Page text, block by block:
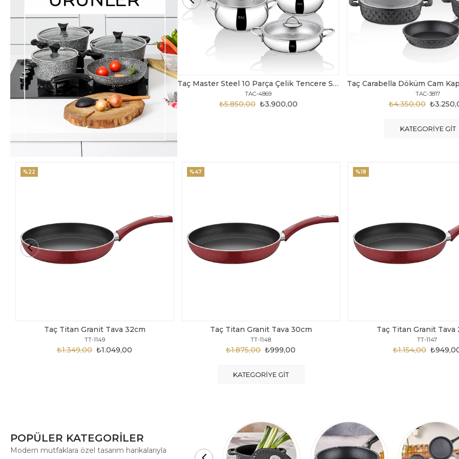
TAC-4869
₺3.900,00
₺5.850,00
Taç Carabella Döküm Cam Kapak 7 Parça Tencere Seti Siyah
TAC-3817
₺3.250,00
₺4.350,00
TAC-3730
₺6.300,00
KATEGORIYE GIT
Taç Titan Granit Tava 30cm
TT-1148
₺999,00
₺1.875,00
%47
Taç Titan Granit Tava 28cm
TT-1147
₺949,00
₺1.154,00
%18
Taç Titan Granit Tava
TT-1146
₺1.124,00
%20
KATEGORIYE GIT
POPÜLER KATEGORİLER
Modern mutfaklara özel tasarım harikalarıyla